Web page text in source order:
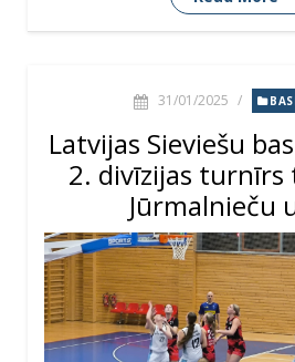
31/01/2025 /
Latvijas Sieviešu
2. divīzijas
Jūrmalnieču